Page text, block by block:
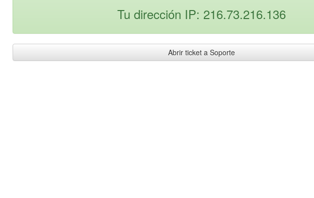
Tu dirección IP: 216.73.216.136
Abrir ticket a Soporte